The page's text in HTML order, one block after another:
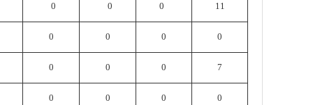
0 0 0 11
0 0 0 0
0 0 0 7
0 0 0 0